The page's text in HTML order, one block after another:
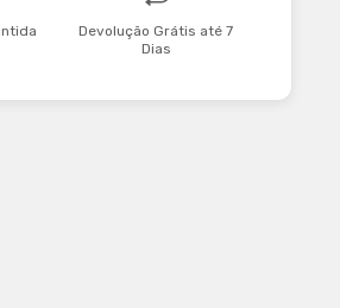
Devolução Grátis até 7
Dias